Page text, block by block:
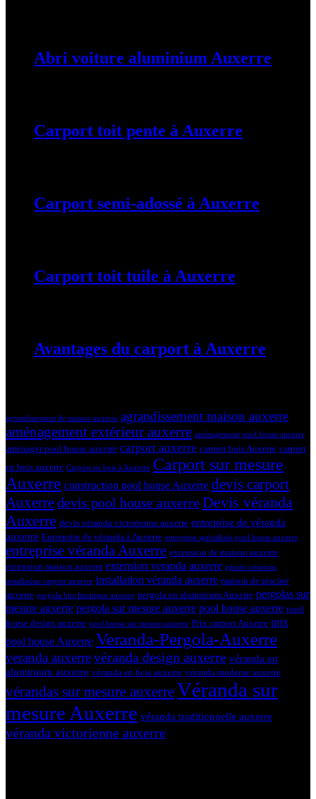
Abri voiture aluminium Auxerre
Carport toit pente à Auxerre
Carport semi-adossé à Auxerre
Carport toit tuile à Auxerre
Avantages du carport à Auxerre
agrandissement de maison auxerre agrandissement maison auxerre
aménagement extérieur auxerre aménagement pool house auxerre
aménager pool house auxerre carport auxerre carport bois Auxerre carport
en bois auxerre Carport en bois à Auxerre Carport sur mesure
Auxerre construction pool house Auxerre devis carport
Auxerredevis pool house auxerreDevis véranda
Auxerre devis véranda victorienne auxerre entreprise de véranda
auxerre Entreprise de véranda à Auxerre entreprise spécialisée pool house auxerre
entreprise véranda Auxerre extension de maison auxerre
extension maison auxerre extension veranda auxerre géniès créations
installation carport auxerre installation véranda auxerre maison de piscine
auxerre pergola bioclimatique auxerre pergola en aluminium Auxerre pergolas sur
mesure auxerre pergola sur mesure auxerre pool house auxerre pool
house design auxerre pool house sur mesure auxerre Prix carport Auxerre prix
pool house Auxerre Veranda-Pergola-Auxerre
veranda auxerrevéranda design auxerre véranda en
aluminium auxerre véranda en bois auxerre véranda moderne auxerre
vérandas sur mesure auxerreVéranda sur
mesure Auxerre véranda traditionnelle auxerre
véranda victorienne auxerre